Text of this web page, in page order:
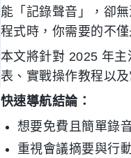
能「記錄聲音」，卻
程式時，你需要的不
本文將針對 2025 年
表、實戰操作教程以
快速導航結論：
想要免費且簡單錄
重視會議摘要與行